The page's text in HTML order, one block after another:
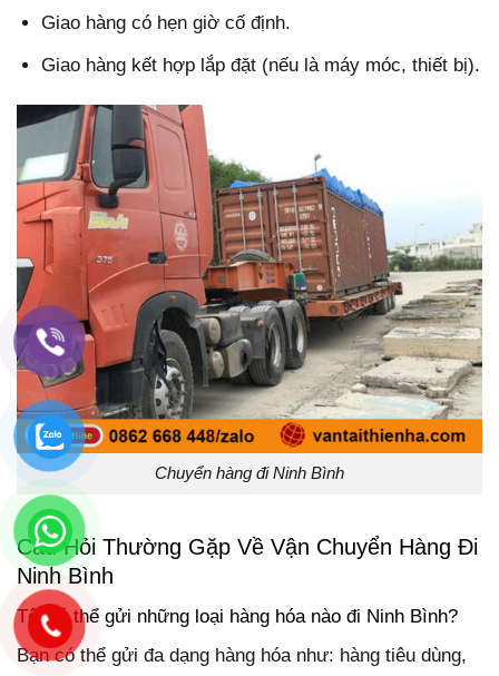
Giao hàng có hẹn giờ cố định.
Giao hàng kết hợp lắp đặt (nếu là máy móc, thiết bị).
Chuyển hàng đi Ninh Bình
Câu Hỏi Thường Gặp Về Vận Chuyển Hàng Đi
Ninh Bình
Tôi có thể gửi những loại hàng hóa nào đi Ninh Bình?
Bạn có thể gửi đa dạng hàng hóa như: hàng tiêu dùng,